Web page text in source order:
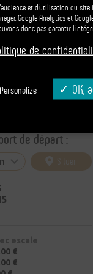
commentée
de 1h30
n° 7
de départ :
escale
€
€
et d’utilisation du
Google Analytics et
donc pas garantir
de
Personalize OK,